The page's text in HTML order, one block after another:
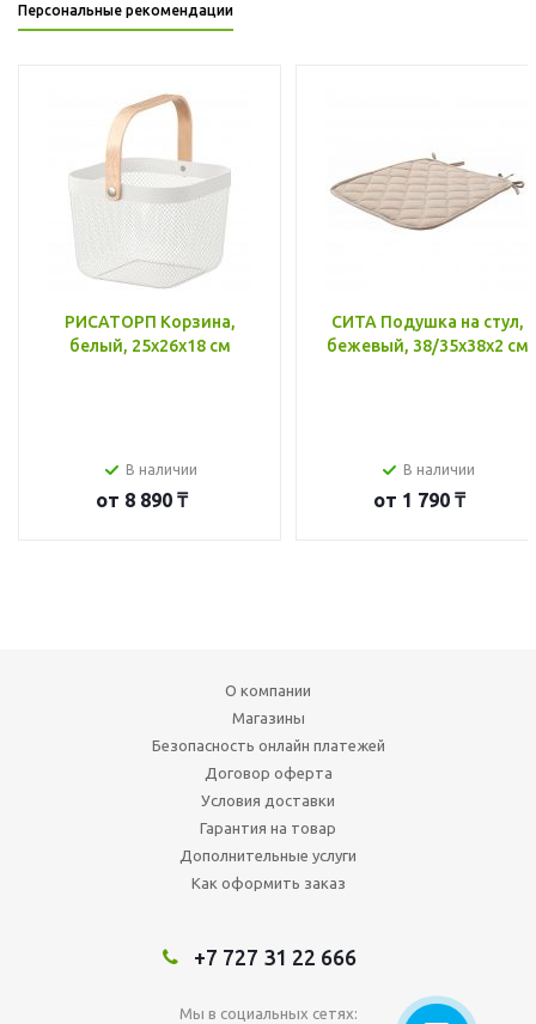
Персональные рекомендации
РИСАТОРП Корзина,
белый, 25x26x18 см
В наличии
от 8 890 ₸
СИТА Подушка на стул,
бежевый, 38/35x38x2 см
В наличии
от 1 790 ₸
О компании
Магазины
Безопасность онлайн платежей
Договор оферта
Условия доставки
Гарантия на товар
Дополнительные услуги
Как оформить заказ
+7 727 31 22 666
Мы в социальных сетях: